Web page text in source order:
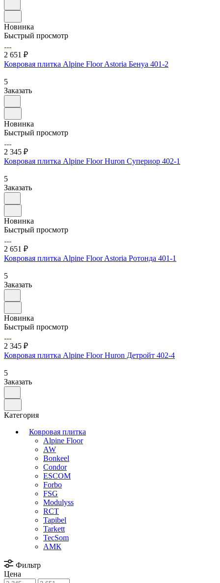
Новинка
Быстрый просмотр
2 651 ₽
Ковровая плитка Alpine Floor Astoria Бенуа 401-2
5
Заказать
Новинка
Быстрый просмотр
2 345 ₽
Ковровая плитка Alpine Floor Huron Супериор 402-1
5
Заказать
Новинка
Быстрый просмотр
2 651 ₽
Ковровая плитка Alpine Floor Astoria Ротонда 401-1
5
Заказать
Новинка
Быстрый просмотр
2 345 ₽
Ковровая плитка Alpine Floor Huron Детройт 402-4
5
Заказать
Категория
Ковровая плитка
Alpine Floor
AW
Bonkeel
Condor
ESCOM
Forbo
FSG
Modulyss
RCT
Tapibel
Tarkett
TecSom
АМК
Фильтр
Цена